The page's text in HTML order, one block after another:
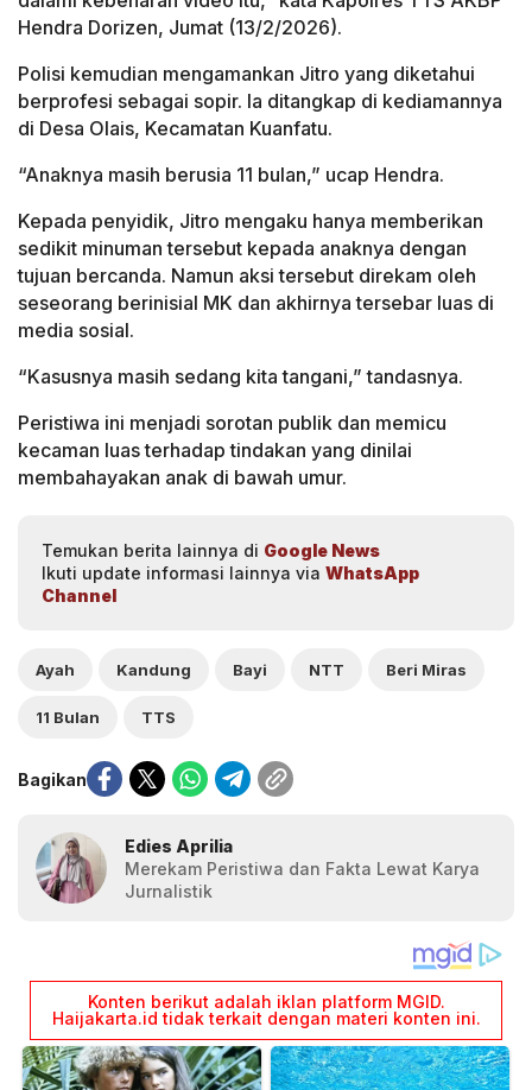
Hendra Dorizen, Jumat (13/2/2026).
Polisi kemudian mengamankan Jitro yang diketahui
berprofesi sebagai sopir. Ia ditangkap di kediamannya
di Desa Olais, Kecamatan Kuanfatu.
“Anaknya masih berusia 11 bulan,” ucap Hendra.
Kepada penyidik, Jitro mengaku hanya memberikan
sedikit minuman tersebut kepada anaknya dengan
tujuan bercanda. Namun aksi tersebut direkam oleh
seseorang berinisial MK dan akhirnya tersebar luas di
media sosial.
“Kasusnya masih sedang kita tangani,” tandasnya.
Peristiwa ini menjadi sorotan publik dan memicu
kecaman luas terhadap tindakan yang dinilai
membahayakan anak di bawah umur.
Temukan berita lainnya di Google News
Ikuti update informasi lainnya via WhatsApp
Channel
Ayah Kandung Bayi NTT Beri Miras
11 Bulan TTS
Bagikan
Edies Aprilia
Merekam Peristiwa dan Fakta Lewat Karya
Jurnalistik